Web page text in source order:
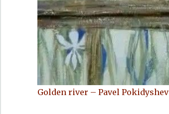
Golden river – Pavel Pokidyshev